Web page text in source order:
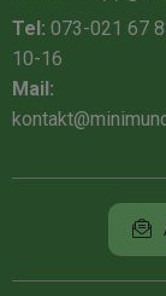
Tel: 073-021 67
10-16
Mail: